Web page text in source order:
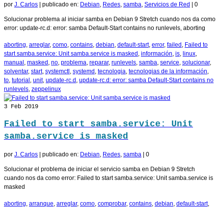
por J. Carlos | publicado en: Debian Redes samba Servicios de Red | 0
Solucionar problema al iniciar samba en Debian 9 Stretch cuando nos da como
error: update-rc.d: error: samba Default-Start contains no runlevels, aborting
aborting arreglar, como contains debian default-start, error, failed Failed to
start samba.service: Unit samba.service is masked información is linux
manual masked no problema reparar, runlevels samba service solucionar,
solventar, start, systemctl systemd tecnologia tecnologias de la información
to tutorial unit, update-rc.d update-rc.d: error: samba Default-Start contains no
runlevels zeppelinux
3 Feb 2019
Failed to start samba.service: Unit
samba.service is masked
por J. Carlos publicado en: Debian, Redes, samba 0
Solucionar el problema de iniciar el servicio samba en Debian 9 Stretch
cuando nos da como error: Failed to start samba.service: Unit samba.service is
masked
aborting, arranque, arreglar, como, comprobar, contains, debian, default-start,